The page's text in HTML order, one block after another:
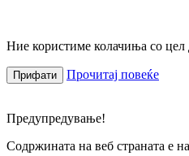
Ние користиме колачиња со цел
Прифати Прочитај повеќе
Предупредување!
Содржината на веб страната е